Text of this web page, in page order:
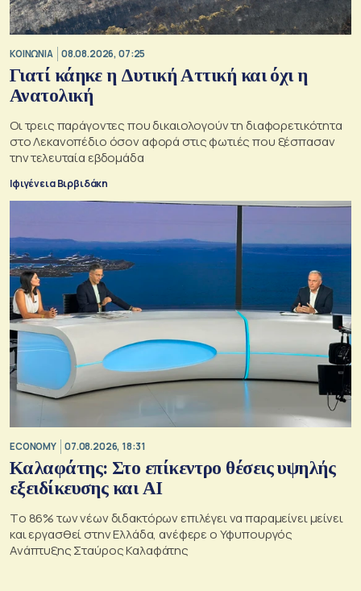
ΚΟΙΝΩΝΙΑ 08.08.2026, 07:25
Γιατί κάηκε η Δυτική Αττική και όχι η
Ανατολική
Oι τρεις παράγοντες που δικαιολογούν τη διαφορετικότητα
στο Λεκανοπέδιο όσον αφορά στις φωτιές που ξέσπασαν
την τελευταία εβδομάδα
Ιφιγένεια Βιρβιδάκη
ECONOMY 07.08.2026, 18:31
Καλαφάτης: Στο επίκεντρο θέσεις υψηλής
εξειδίκευσης και AI
Tο 86% των νέων διδακτόρων επιλέγει να παραμείνει μείνει
και εργασθεί στην Ελλάδα, ανέφερε ο Υφυπουργός
Ανάπτυξης Σταύρος Καλαφάτης